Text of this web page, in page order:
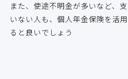
また、使途不明金が多いなど、
いない人も、個人年金保険を活
ると良いでしょう